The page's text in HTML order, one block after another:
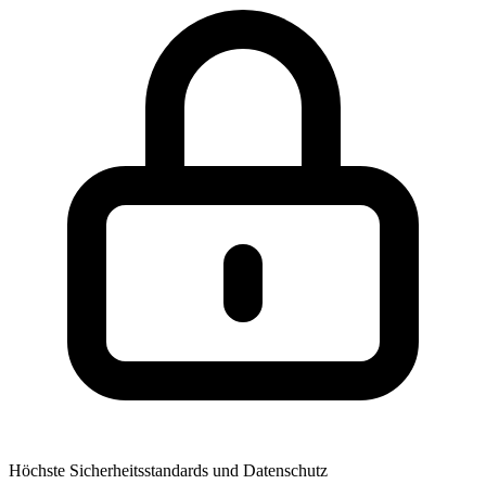
Höchste Sicherheitsstandards und Datenschutz